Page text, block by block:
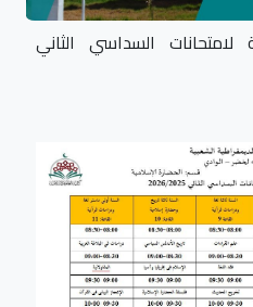
السداسي الثاني